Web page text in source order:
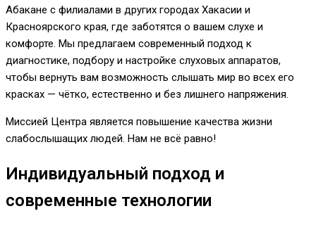
Абакане с филиалами в других городах Хакасии и
Красноярского края, где заботятся о вашем слухе и
комфорте. Мы предлагаем современный подход к
диагностике, подбору и настройке слуховых аппаратов,
чтобы вернуть вам возможность слышать мир во всех его
красках — чётко, естественно и без лишнего напряжения.
Миссией Центра является повышение качества жизни
слабослышащих людей. Нам не всё равно!
Индивидуальный подход и
современные технологии